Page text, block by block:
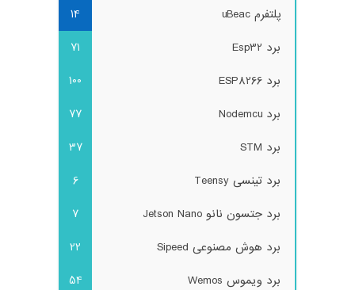
پلتفرم uBeac
14
برد Esp32
71
برد ESP8266
100
برد Nodemcu
77
برد STM
37
برد تینسی Teensy
6
برد جتسون نانو Jetson Nano
7
برد هوش مصنوعی Sipeed
22
برد ویموس Wemos
54